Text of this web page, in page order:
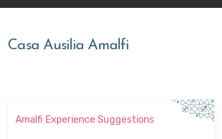
Casa Ausilia Amalfi
Amalfi Experience Suggestions